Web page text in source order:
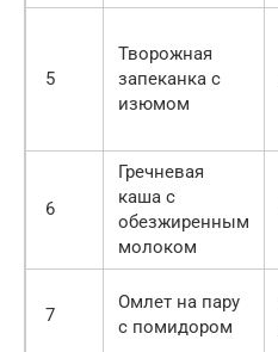
5
Творожная
запеканка с
изюмом
6
Гречневая
каша с
обезжиренным
молоком
7
Омлет на пару
с помидором